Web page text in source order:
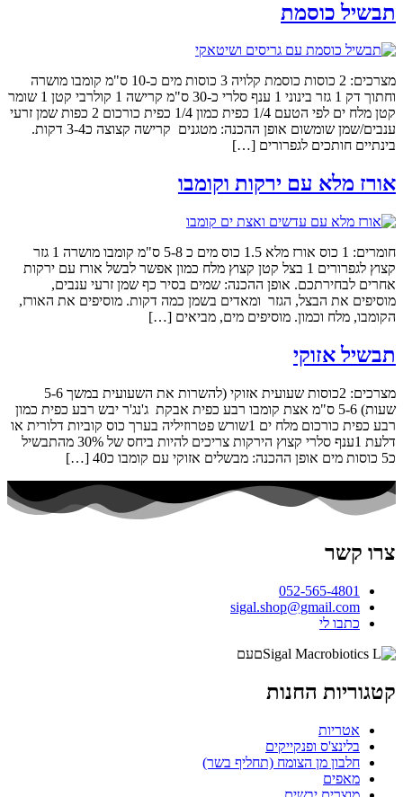
תבשיל כוסמת
מצרכים: 2 כוסות כוסמת קלויה 3 כוסות מים כ-10 ס"מ קומבו מושרה
וחתוך דק 1 גזר בינוני 1 ענף סלרי כ-30 ס"מ קרישה 1 קולרבי קטן 1 שומר
קטן מלח ים לפי הטעם 1/4 כפית כמון 1/4 כפית כורכום 2 כפות שמן זרעי
ענבים/שמן שומשום אופן ההכנה: מטגנים קרישה קצוצה כ3-4 דקות.
בינתיים חותכים לגפרורים […]
אורז מלא עם ירקות וקומבו
חומרים: 1 כוס אורז מלא 1.5 כוס מים כ 5-8 ס"מ קומבו מושרה 1 גזר
קצוץ לגפרורים 1 בצל קטן קצוץ מלח כמון אפשר לבשל אורז עם ירקות
אחרים לבחירתכם. אופן ההכנה: שמים בסיר כף שמן זרעי ענבים,
מוסיפים את הבצל, הגזר ומאדים בשמן כמה דקות. מוסיפים את האורז,
הקומבו, מלח וכמון. מוסיפים מים, מביאים […]
תבשיל אזוקי
מצרכים: 2כוסות שעועית אזוקי (להשרות את השעועית במשך 5-6
שעות) 5-6 ס"מ אצת קומבו רבע כפית אבקת ג'נג'ר יבש רבע כפית כמון
רבע כפית כורכום מלח ים 1שורש פטרוזיליה בערך כוס קוביות דלורית או
דלעת 1ענף סלרי קצוץ הירקות צריכים להיות ביחס של 30% מהתבשיל
כ5 כוסות מים אופן ההכנה: מבשלים אזוקי עם קומבו כ40 […]
צרו קשר
052-565-4801
sigal.shop@gmail.com
כתבו לי
קטגוריות החנות
אטריות
בלינצ'ס ופנקייקים
חלבון מן הצומח (תחליף בשר)
מאפים